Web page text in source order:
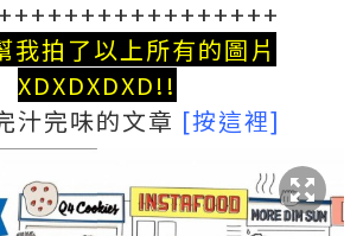
我拍了以上所有的圖片
XDXDXDXD!!
汁完味的文章 [按這裡]